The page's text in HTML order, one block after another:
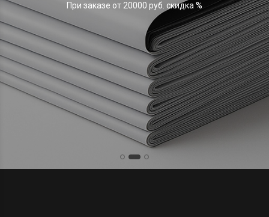
При заказе от 20000 руб. скидка %